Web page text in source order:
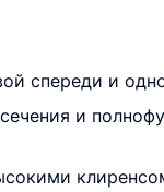
спереди и
и